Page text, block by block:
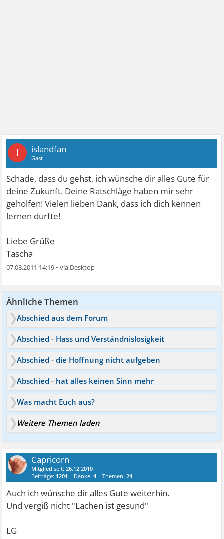
I islandfan
Gast
Schade, dass du gehst, ich wünsche dir alles Gute für
deine Zukunft. Deine Ratschläge haben mir sehr
geholfen! Vielen lieben Dank, dass ich dich kennen
lernen durfte!
Liebe Grüße
Tascha
07.08.2011 14:19 •
Ähnliche Themen
Abschied aus dem Forum
Abschied - Hass und Verständnislosigkeit
Abschied - die Hoffnung nicht aufgeben
Abschied - hat alles keinen Sinn mehr
Was macht Euch aus?
Weitere Themen laden
Capricorn
Mitglied seit:26.12.2010
Beiträge: 1201 Danke:4 Themen:24
Auch ich wünsche dir alles Gute weiterhin.
Und vergiß nicht "Lachen ist gesund"
LG